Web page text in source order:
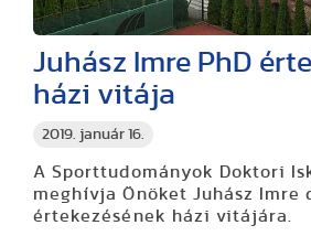
2019. január 16.
Juhász Imre PhD
házi vitája
A Sporttudományok Doktori
meghívja Önöket Juhász Imre
értekezésének házi vitájára.